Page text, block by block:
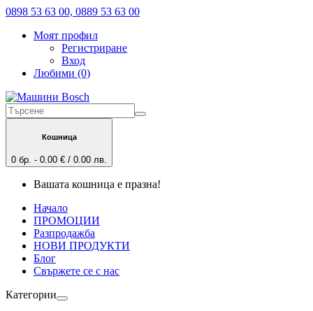
0898 53 63 00, 0889 53 63 00
Моят профил
Регистриране
Вход
Любими (0)
Кошница
0 бр. - 0.00 € / 0.00 лв.
Вашата кошница е празна!
Начало
ПРОМОЦИИ
Разпродажба
НОВИ ПРОДУКТИ
Блог
Свържете се с нас
Категории